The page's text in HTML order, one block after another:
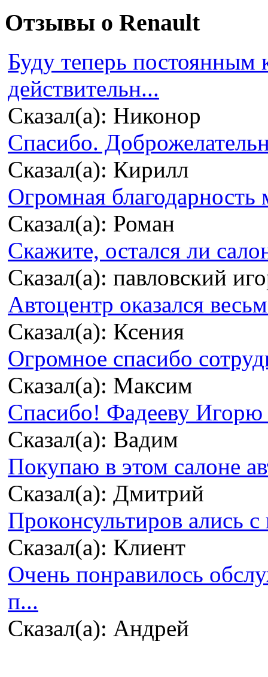
Отзывы о Renault
Буду теперь
действительн...
Сказал(а): Никонор
Спасибо.
Сказал(а): Кирилл
Огромная благодарность
Сказал(а): Роман
Скажите, остался ли
Сказал(а): павловский
Автоцентр оказался
Сказал(а): Ксения
Огромное спасибо
Сказал(а): Максим
Спасибо! Фадееву Игорю
Сказал(а): Вадим
Покупаю в этом салоне
Сказал(а): Дмитрий
Проконсультиров ались
Сказал(а): Клиент
Очень понравилось
п...
Сказал(а): Андрей